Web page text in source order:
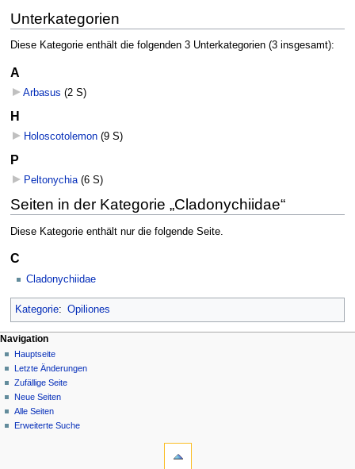
Unterkategorien
Diese Kategorie enthält die folgenden 3 Unterkategorien (3 insgesamt):
A
Arbasus (2 S)
H
Holoscotolemon‎ (9 S)
P
Peltonychia‎ (6 S)
Seiten in der Kategorie „Cladonychiidae“
Diese Kategorie enthält nur die folgende Seite.
C
Cladonychiidae
Kategorie: Opiliones
Navigation
Hauptseite
Letzte Änderungen
Zufällige Seite
Neue Seiten
Alle Seiten
Erweiterte Suche